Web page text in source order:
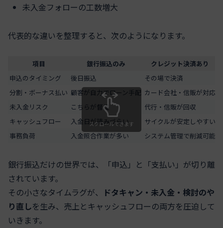
未入金フォローの工数増大
代表的な違いを整理すると、次のようになります。
項目 銀行振込のみ
クレジット決済あり
申込のタイミング
後日振込
その場で決済
分割・ボーナス払い 顧客が自力でローン手配 カード会社・信販が対応
未入金リスク
こちらが督促
代行・信販が回収
キャッシュフロー
入金日が読みづらい
サイクルが安定しやすい
事務負荷
入金照合作業が多い システム管理で削減可能
スクロールできます
銀行振込だけの世界では、「申込」と「支払い」が切り離
されています。
その小さなタイムラグが、
ドタキャン・未入金・検討のや
り直しを生み、売上とキャッシュフローの両方を圧迫して
いきます。